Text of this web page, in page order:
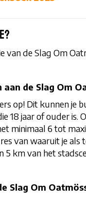
van de Slag Om
de Slag Om
op! Dit kunnen je
18 jaar of ouder
minimaal 6 tot
van waaruit je
5 km van het
Slag Om